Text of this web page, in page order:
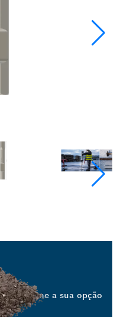
Selecione a sua opção